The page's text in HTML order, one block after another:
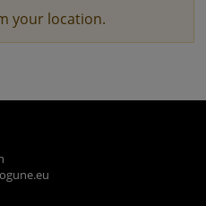
your location.